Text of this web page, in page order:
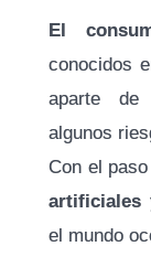
El
conocidos
aparte de
algunos
Con el
artificiales
el mundo